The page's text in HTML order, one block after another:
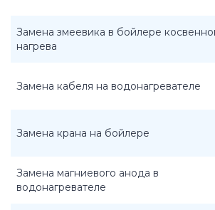
Замена змеевика в бойлере
нагрева
Замена кабеля на водонагревателе
Замена крана на бойлере
Замена магниевого анода в
водонагревателе